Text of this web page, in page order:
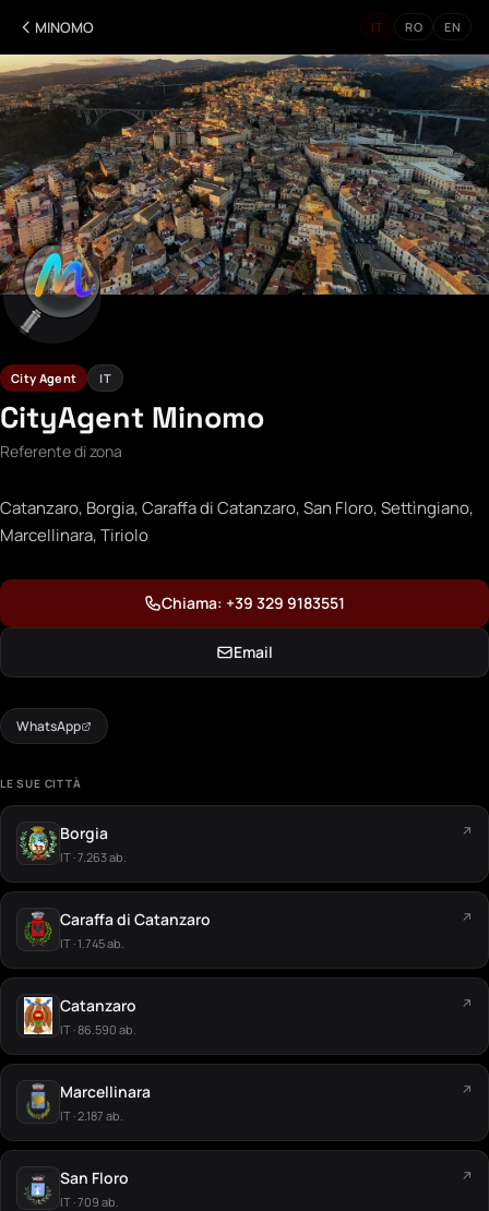
MINOMO IT RO EN
City Agent IT
CityAgent Minomo
Referente di zona
Catanzaro, Borgia, Caraffa di Catanzaro, San Floro, Settìngiano,
Marcellinara, Tiriolo
Chiama: +39 329 9183551
Email
WhatsApp
LE SUE CITTÀ
Borgia
IT · 7.263 ab.
↗
Caraffa di Catanzaro
IT · 1.745 ab.
↗
Catanzaro
IT · 86.590 ab.
↗
Marcellinara
IT · 2.187 ab.
↗
San Floro
IT · 709 ab.
↗